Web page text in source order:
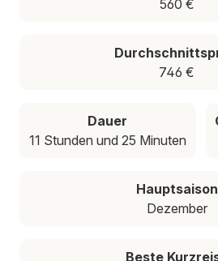
560 €
746 €
Dauer
11 Stunden und 25 Minuten
Hauptsaison
Dezember
Beste